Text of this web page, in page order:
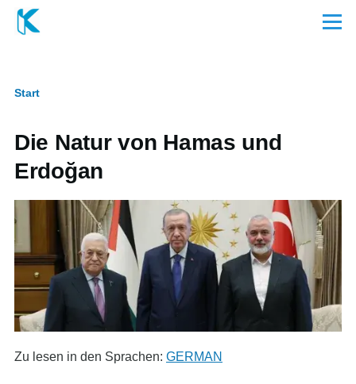
Direkt zum Inhalt
Menü
Start
Die Natur von Hamas und
Erdoğan
Zu lesen in den Sprachen: GERMAN